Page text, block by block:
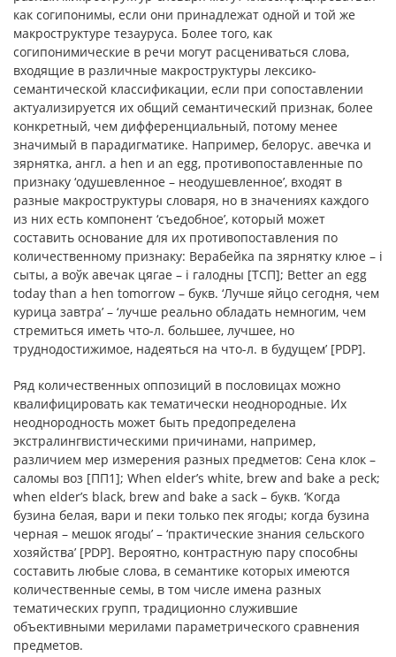
как согипонимы, если они принадлежат одной и той же
макроструктуре тезауруса. Более того, как
согипонимические в речи могут расцениваться слова,
входящие в различные макроструктуры лексико-
семантической классификации, если при сопоставлении
актуализируется их общий семантический признак, более
конкретный, чем дифференциальный, потому менее
значимый в парадигматике. Например, белорус. авечка и
зярнятка, англ. a hen и an egg, противопоставленные по
признаку ‘одушевленное – неодушевленное’, входят в
разные макроструктуры словаря, но в значениях каждого
из них есть компонент ‘съедобное’, который может
составить основание для их противопоставления по
количественному признаку: Верабейка па зярнятку клюе – і
сыты, а воўк авечак цягае – і галодны [ТСП]; Better an egg
today than a hen tomorrow – букв. ‘Лучше яйцо сегодня, чем
курица завтра’ – ‘лучше реально обладать немногим, чем
стремиться иметь что-л. большее, лучшее, но
труднодостижимое, надеяться на что-л. в будущем’ [PDP].
Ряд количественных оппозиций в пословицах можно
квалифицировать как тематически неоднородные. Их
неоднородность может быть предопределена
экстралингвистическими причинами, например,
различием мер измерения разных предметов: Сена клок –
саломы воз [ПП1]; When elder’s white, brew and bake a peck;
when elder’s black, brew and bake a sack – букв. ‘Когда
бузина белая, вари и пеки только пек ягоды; когда бузина
черная – мешок ягоды’ – ‘практические знания сельского
хозяйства’ [PDP]. Вероятно, контрастную пару способны
составить любые слова, в семантике которых имеются
количественные семы, в том числе имена разных
тематических групп, традиционно служившие
объективными мерилами параметрического сравнения
предметов.